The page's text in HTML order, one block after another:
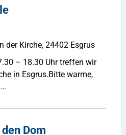
der Kirche, 24402 Esgrus
– 18.30 Uhr treffen wir
in Esgrus.Bitte warme,
Dom